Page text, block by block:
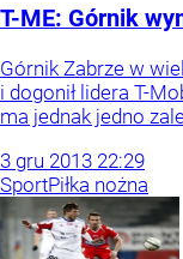
T-ME: Górnik
Górnik Zabrze w
i dogonił lidera T-
ma jednak jedno
3 gru 2013 22:29
SportPiłka nożna